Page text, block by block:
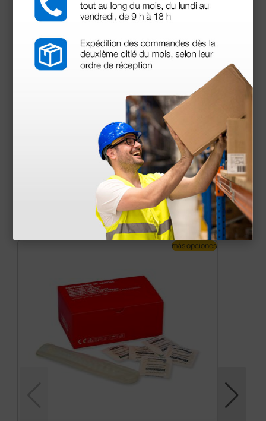
• Fabricación: Reino Unido
Documentos
descargables
Manual de usuario
Certificado CE
más opciones